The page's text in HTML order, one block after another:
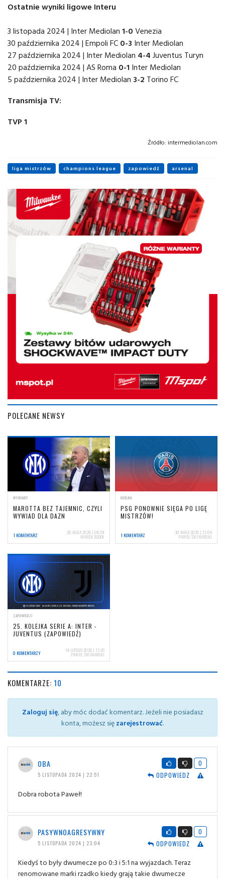
Ostatnie wyniki ligowe Interu
3 listopada 2024 | Inter Mediolan 1-0 Venezia
30 października 2024 | Empoli FC 0-3 Inter Mediolan
27 października 2024 | Inter Mediolan 4-4 Juventus Turyn
20 października 2024 | AS Roma 0-1 Inter Mediolan
5 października 2024 | Inter Mediolan 3-2 Torino FC
Transmisja TV:
TVP 1
Źródło: intermediolan.com
liga mistrzów champions league zapowiedź arsenal
POLECANE NEWSY
WYWIADY
MAROTTA BEZ TAJEMNIC, CZYLI
WYWIAD DLA DAZN
1 KOMENTARZ 28 MAJA 2026 | 08:54
MAREK SUDOŁ
OGÓLNA
PSG PONOWNIE SIĘGA PO LIGĘ
MISTRZÓW!
1 KOMENTARZ 30 MAJA 2026 | 21:04
PAWEŁ ŚWINARSKI
ZAPOWIEDZI
25. KOLEJKA SERIE A: INTER -
JUVENTUS (ZAPOWIEDŹ)
0 KOMENTARZY 14 LUTEGO 2026 | 13:26
PAWEŁ ŚWINARSKI
KOMENTARZE: 10
Zaloguj się, aby móc dodać komentarz. Jeżeli nie posiadasz
konta, możesz sięzarejestrować.
OBA
5 LISTOPADA 2024 | 22:51
0
ODPOWIEDZ
Dobra robota Paweł!
PASYWNOAGRESYWNY
5 LISTOPADA 2024 | 23:04
0
ODPOWIEDZ
Kiedyś to były dwumecze po 0:3 i 5:1 na wyjazdach. Teraz
renomowane marki rzadko kiedy grają takie dwumecze